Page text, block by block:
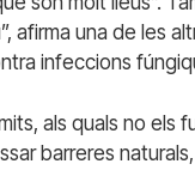
afirma una de les
infeccions
als quals no els
barreres